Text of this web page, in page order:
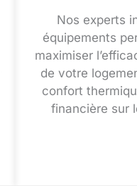
Nos experts
équipements
maximiser
de votre
confort
financière sur